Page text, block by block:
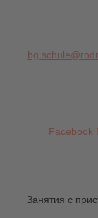
Facebook
Занятия с